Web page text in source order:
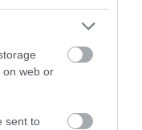
on web or
sent to
2022.03.29 16:06